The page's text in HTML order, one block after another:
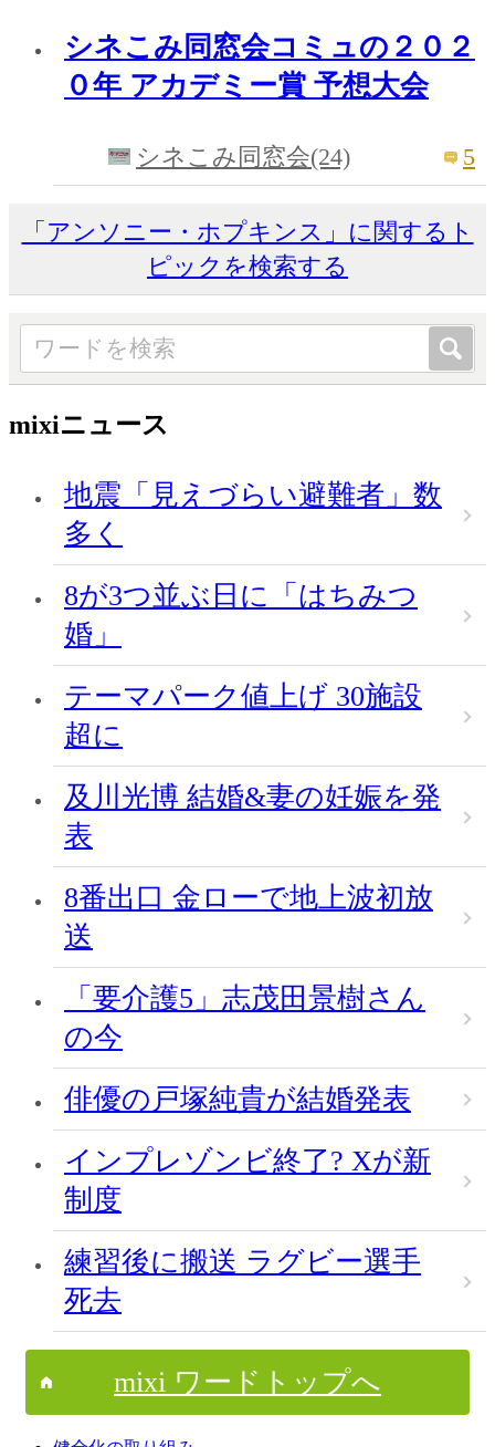
シネこみ同窓会コミュの２０２
０年 アカデミー賞 予想大会
シネこみ同窓会(24) 5
「アンソニー・ホプキンス」に関するト
ピックを検索する
mixiニュース
地震「見えづらい避難者」数
多く
8が3つ並ぶ日に「はちみつ
婚」
テーマパーク値上げ 30施設
超に
及川光博 結婚&妻の妊娠を発
表
8番出口 金ローで地上波初放
送
「要介護5」志茂田景樹さん
の今
俳優の戸塚純貴が結婚発表
インプレゾンビ終了? Xが新
制度
練習後に搬送 ラグビー選手
死去
mixi ワードトップへ